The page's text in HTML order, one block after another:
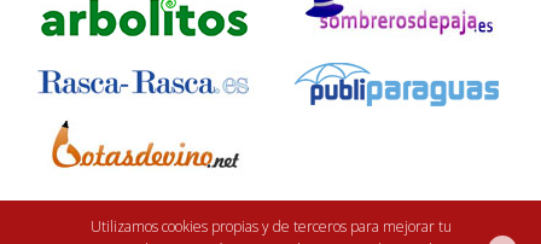
Utilizamos cookies propias y de terceros para mejorar tu
Finca Casarejo 2026. Núcleo Zoológico: 122CC0001. Desarrollo web: